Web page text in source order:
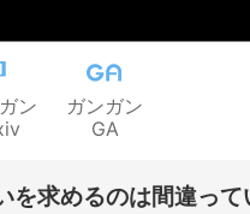
ン
ガンガン
GA
を求めるのは間違って